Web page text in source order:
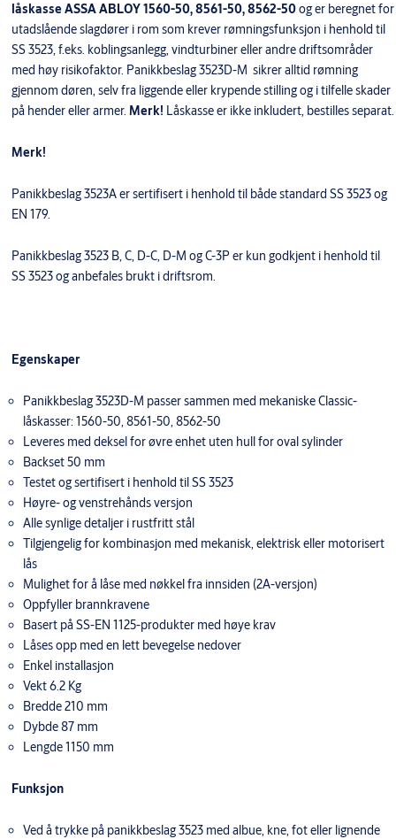
låskasse ASSA ABLOY 1560-50, 8561-50, 8562-50og er beregnet for
utadslående slagdører i rom som krever rømningsfunksjon i henhold til
SS 3523, f.eks. koblingsanlegg, vindturbiner eller andre driftsområder
med høy risikofaktor. Panikkbeslag 3523D-M sikrer alltid rømning
gjennom døren, selv fra liggende eller krypende stilling og i tilfelle skader
på hender eller armer. Merk! Låskasse er ikke inkludert, bestilles separat.
Merk!
Panikkbeslag 3523A er sertifisert i henhold til både standard SS 3523 og
EN 179.
Panikkbeslag 3523 B, C, D-C, D-M og C-3P er kun godkjent i henhold til
SS 3523 og anbefales brukt i driftsrom.
Egenskaper
Panikkbeslag 3523D-M passer sammen med mekaniske Classic-
låskasser: 1560-50, 8561-50, 8562-50
Leveres med deksel for øvre enhet uten hull for oval sylinder
Backset 50 mm
Testet og sertifisert i henhold til SS 3523
Høyre- og venstrehånds versjon
Alle synlige detaljer i rustfritt stål
Tilgjengelig for kombinasjon med mekanisk, elektrisk eller motorisert
lås
Mulighet for å låse med nøkkel fra innsiden (2A-versjon)
Oppfyller brannkravene
Basert på SS-EN 1125-produkter med høye krav
Låses opp med en lett bevegelse nedover
Enkel installasjon
Vekt 6.2 Kg
Bredde 210 mm
Dybde 87 mm
Lengde 1150 mm
Funksjon
Ved å trykke på panikkbeslag 3523 med albue, kne, fot eller lignende